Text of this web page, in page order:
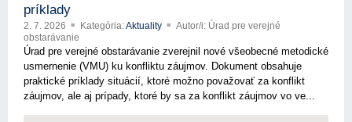
príklady
2. 7. 2026 Kategória:Aktuality
Autor/i: Úrad pre verejné
obstarávanie
Úrad pre verejné obstarávanie zverejnil nové všeobecné metodické
usmernenie (VMU) ku konfliktu záujmov. Dokument obsahuje
praktické príklady situácií, ktoré možno považovať za konflikt
záujmov, ale aj prípady, ktoré by sa za konflikt záujmov vo ve...